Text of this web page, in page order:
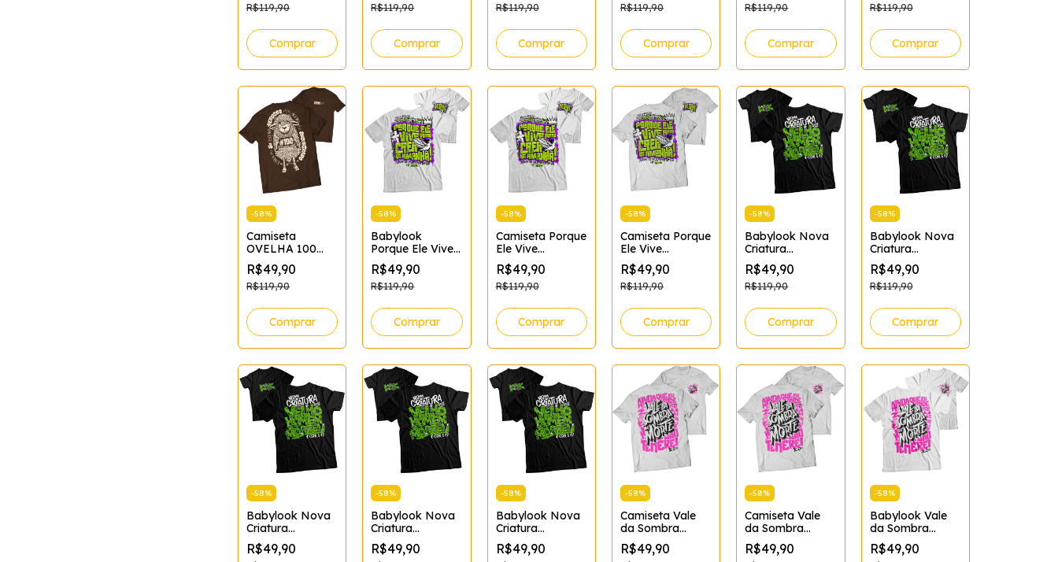
R$119,90
Comprar
R$119,90
Comprar
R$119,90
Comprar
R$119,90
Comprar
R$119,90
Comprar
R$119,90
Comprar
-58%
Camiseta
OVELHA 100
MARROM
Tamanho:G;Cor:Marrom
R$49,90
R$119,90
Comprar
-58%
Babylook
Porque Ele Vive
Feminina
Tamanho:XG;Cor:Branco
R$49,90
R$119,90
Comprar
-58%
Camiseta Porque
Ele Vive
Cor:Branco;Tamanho:XGG
R$49,90
R$119,90
Comprar
-58%
Camiseta Porque
Ele Vive
Cor:Branco;Tamanho:XG
R$49,90
R$119,90
Comprar
-58%
Babylook Nova
Criatura
Feminina
Tamanho:XG;Cor:Preto
R$49,90
R$119,90
Comprar
-58%
Babylook Nova
Criatura
Feminina
Tamanho:P;Cor:Preto
R$49,90
R$119,90
Comprar
-58%
Babylook Nova
Criatura
Feminina
Tamanho:M;Cor:Preto
R$49,90
-58%
Babylook Nova
Criatura
Feminina
Tamanho:GG;Cor:Preto
R$49,90
-58%
Babylook Nova
Criatura
Feminina
Tamanho:G;Cor:Preto
R$49,90
-58%
Camiseta Vale
da Sombra
Masculina
(Branca)
R$49,90
-58%
Camiseta Vale
da Sombra
Masculina
(Branca)
R$49,90
-58%
Babylook Vale
da Sombra
Feminina
(Branca)
R$49,90